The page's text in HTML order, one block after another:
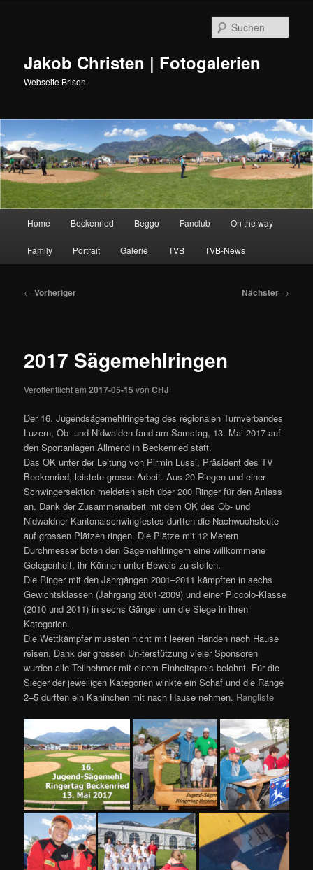
Jakob Christen | Fotogalerien
Webseite Brisen
Zum
primären
Home Beckenried Beggo Fanclub On the way
Family Portrait Galerie TVB TVB-News
Beitragsnavigation
← Vorheriger Nächster →
2017 Sägemehlringen
Veröffentlicht am2017-05-15 vonCHJ
Der 16. Jugendsägemehlringertag des regionalen Turnverbandes
Luzern, Ob- und Nidwalden fand am Samstag, 13. Mai 2017 auf
den Sportanlagen Allmend in Beckenried statt.
Das OK unter der Leitung von Pirmin Lussi, Präsident des TV
Beckenried, leistete grosse Arbeit. Aus 20 Riegen und einer
Schwingersektion meldeten sich über 200 Ringer für den Anlass
an. Dank der Zusammenarbeit mit dem OK des Ob‐ und
Nidwaldner Kantonalschwingfestes durften die Nachwuchsleute
auf grossen Plätzen ringen. Die Plätze mit 12 Metern
Durchmesser boten den Sägemehlringern eine willkommene
Gelegenheit, ihr Können unter Beweis zu stellen.
Die Ringer mit den Jahrgängen 2001–2011 kämpften in sechs
Gewichtsklassen (Jahrgang 2001‐2009) und einer Piccolo-Klasse
(2010 und 2011) in sechs Gängen um die Siege in ihren
Kategorien.
Die Wettkämpfer mussten nicht mit leeren Händen nach Hause
reisen. Dank der grossen Un-terstützung vieler Sponsoren
wurden alle Teilnehmer mit einem Einheitspreis belohnt. Für die
Sieger der jeweiligen Kategorien winkte ein Schaf und die Ränge
2–5 durften ein Kaninchen mit nach Hause nehmen. Rangliste